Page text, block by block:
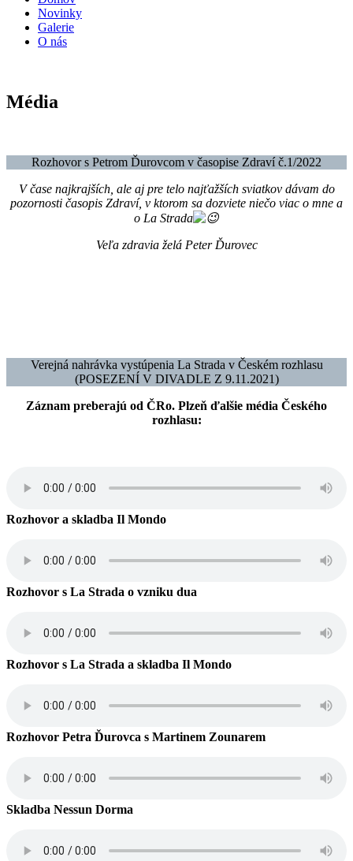
Novinky
Galerie
O nás
Média
Rozhovor s Petrom Ďurovcom v časopise Zdraví č.1/2022
V čase najkrajších, ale aj pre telo najťažších sviatkov dávam do
pozornosti časopis Zdraví, v ktorom sa dozviete niečo viac o mne a
o La Strada
Veľa zdravia želá Peter Ďurovec
Verejná nahrávka vystúpenia La Strada v Českém rozhlasu
(POSEZENÍ V DIVADLE Z 9.11.2021)
Záznam preberajú od ČRo. Plzeň ďalšie média Českého
rozhlasu:
Rozhovor a skladba Il Mondo
Rozhovor s La Strada o vzniku dua
Rozhovor s La Strada a skladba Il Mondo
Rozhovor Petra Ďurovca s Martinem Zounarem
Skladba Nessun Dorma